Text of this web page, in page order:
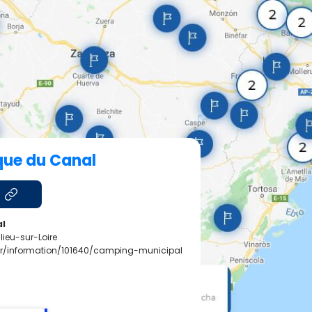
du Canal
sur-Loire
information/101640/camping-municipal